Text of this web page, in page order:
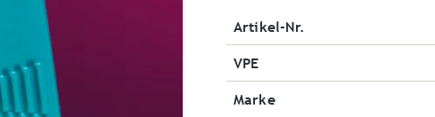
Artikel-Nr.
VPE
Marke